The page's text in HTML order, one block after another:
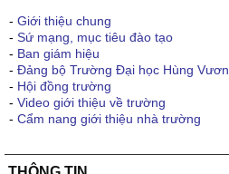
- Giới thiệu chung
- Sứ mạng, mục tiêu đào tạo
- Ban giám hiệu
- Đảng bộ Trường Đại học Hùng
- Hội đồng trường
- Video giới thiệu về trường
- Cẩm nang giới thiệu nhà trường